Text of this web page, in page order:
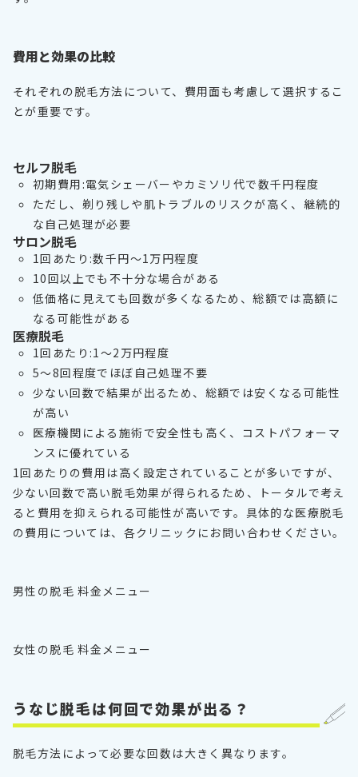
費用と効果の比較
それぞれの脱毛方法について、費用面も考慮して選択するこ
とが重要です。
セルフ脱毛
初期費用:電気シェーバーやカミソリ代で数千円程度
ただし、剃り残しや肌トラブルのリスクが高く、継続的
な自己処理が必要
サロン脱毛
1回あたり:数千円〜1万円程度
10回以上でも不十分な場合がある
低価格に見えても回数が多くなるため、総額では高額に
なる可能性がある
医療脱毛
1回あたり:1〜2万円程度
5〜8回程度でほぼ自己処理不要
少ない回数で結果が出るため、総額では安くなる可能性
が高い
医療機関による施術で安全性も高く、コストパフォーマ
ンスに優れている
1回あたりの費用は高く設定されていることが多いですが、
少ない回数で高い脱毛効果が得られるため、トータルで考え
ると費用を抑えられる可能性が高いです。具体的な医療脱毛
の費用については、各クリニックにお問い合わせください。
男性の脱毛 料金メニュー
女性の脱毛 料金メニュー
うなじ脱毛は何回で効果が出る？
脱毛方法によって必要な回数は大きく異なります。